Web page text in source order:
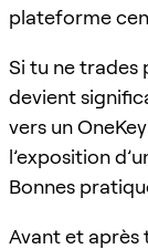
plateforme
Si tu ne trades
devient
vers un
l’exposition
Bonnes
Avant et après